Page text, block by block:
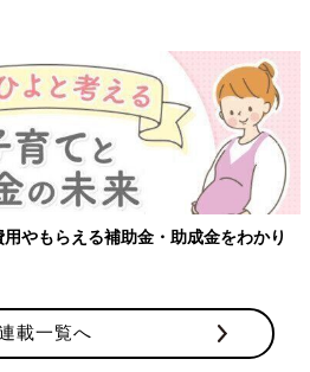
やもらえる補助金・助成金をわかり
載一覧へ